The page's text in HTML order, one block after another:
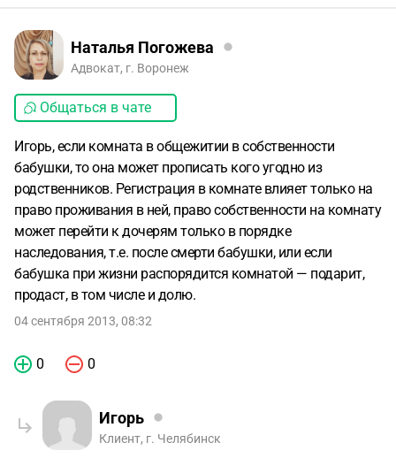
Наталья Погожева
Адвокат, г. Воронеж
Общаться в чате
Игорь, если комната в общежитии в собственности
бабушки, то она может прописать кого угодно из
родственников. Регистрация в комнате влияет только на
право проживания в ней, право собственности на комнату
может перейти к дочерям только в порядке
наследования, т.е. после смерти бабушки, или если
бабушка при жизни распорядится комнатой — подарит,
продаст, в том числе и долю.
04 сентября 2013, 08:32
0 0
Игорь
Клиент, г. Челябинск